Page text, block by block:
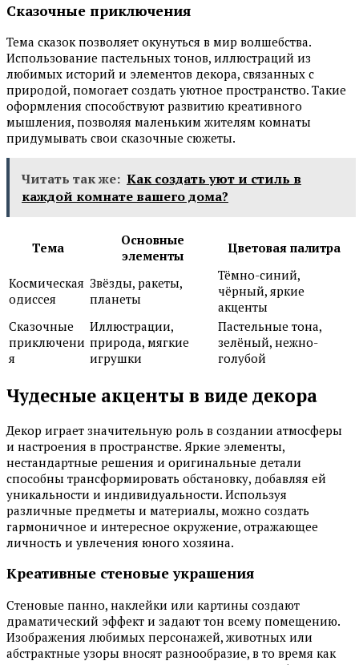
Сказочные приключения
Тема сказок позволяет окунуться в мир волшебства.
Использование пастельных тонов, иллюстраций из
любимых историй и элементов декора, связанных с
природой, помогает создать уютное пространство. Такие
оформления способствуют развитию креативного
мышления, позволяя маленьким жителям комнаты
придумывать свои сказочные сюжеты.
Читать так же: Как создать уют и стиль в
каждой комнате вашего дома?
Тема
Основные
элементы
Цветовая палитра
Космическая
одиссея
Звёзды, ракеты,
планеты
Тёмно-синий,
чёрный, яркие
акценты
Сказочные
приключени
я
Иллюстрации,
природа, мягкие
игрушки
Пастельные тона,
зелёный, нежно-
голубой
Чудесные акценты в виде декора
Декор играет значительную роль в создании атмосферы
и настроения в пространстве. Яркие элементы,
нестандартные решения и оригинальные детали
способны трансформировать обстановку, добавляя ей
уникальности и индивидуальности. Используя
различные предметы и материалы, можно создать
гармоничное и интересное окружение, отражающее
личность и увлечения юного хозяина.
Креативные стеновые украшения
Стеновые панно, наклейки или картины создают
драматический эффект и задают тон всему помещению.
Изображения любимых персонажей, животных или
абстрактные узоры вносят разнообразие, в то время как